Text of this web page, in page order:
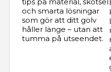
och smarta lösningar
som gör att ditt golv
håller länge – utan att
tumma på utseendet.